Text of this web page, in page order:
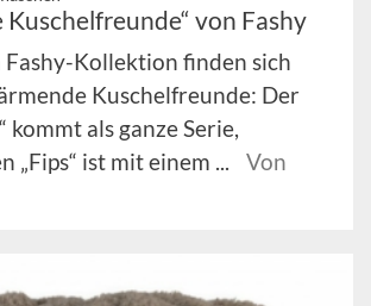
Kuschelfreunde“ von Fashy
Fashy-Kollektion finden sich
Kuschelfreunde: Der
kommt als ganze Serie,
„Fips“ ist mit einem ...
Von